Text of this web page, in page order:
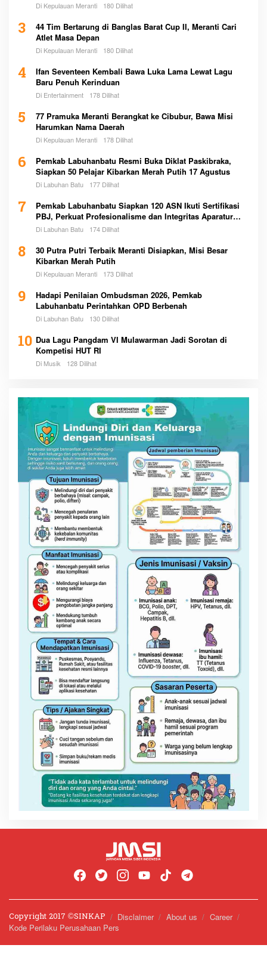
Di Kepulauan Meranti 180 Dilihat
3
44 Tim Bertarung di Banglas Barat Cup II, Meranti Cari
Atlet Masa Depan
Di Kepulauan Meranti 180 Dilihat
4
Ifan Seventeen Kembali Bawa Luka Lama Lewat Lagu
Baru Penuh Kerinduan
Di Entertainment 178 Dilihat
5
77 Pramuka Meranti Berangkat ke Cibubur, Bawa Misi
Harumkan Nama Daerah
Di Kepulauan Meranti 178 Dilihat
6
Pemkab Labuhanbatu Resmi Buka Diklat Paskibraka,
Siapkan 50 Pelajar Kibarkan Merah Putih 17 Agustus
Di Labuhan Batu 177 Dilihat
7
Pemkab Labuhanbatu Siapkan 120 ASN Ikuti Sertifikasi
PBJ, Perkuat Profesionalisme dan Integritas Aparatur
Pemerintah
Di Labuhan Batu 174 Dilihat
8
30 Putra Putri Terbaik Meranti Disiapkan, Misi Besar
Kibarkan Merah Putih
Di Kepulauan Meranti 173 Dilihat
9
Hadapi Penilaian Ombudsman 2026, Pemkab
Labuhanbatu Perintahkan OPD Berbenah
Di Labuhan Batu 130 Dilihat
10 Dua Lagu Pangdam VI Mulawarman Jadi Sorotan di
Kompetisi HUT RI
Di Musik 128 Dilihat
Copyright 2017 ©️SINKAP Disclaimer About us
Career
Kode Perilaku Perusahaan Pers